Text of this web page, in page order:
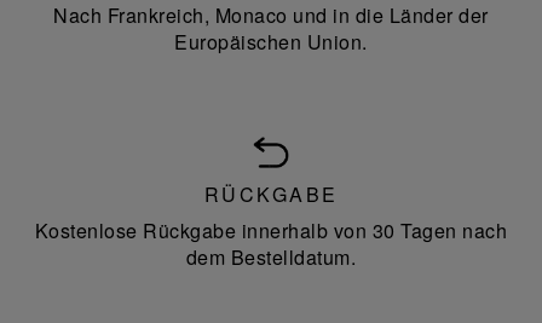
Nach Frankreich, Monaco und in die Länder der
Europäischen Union.
RÜCKGABE
Kostenlose Rückgabe innerhalb von 30 Tagen nach
dem Bestelldatum.